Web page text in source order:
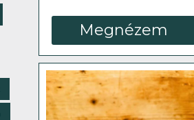
Megnézem